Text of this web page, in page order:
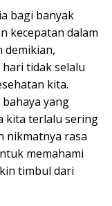
bagi banyak
kecepatan dalam
demikian,
tidak selalu
kita.
yang
kita terlalu sering
nikmatnya rasa
memahami
timbul dari